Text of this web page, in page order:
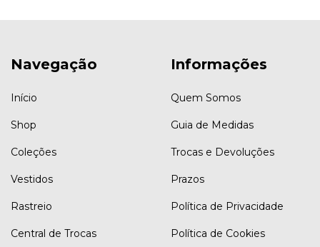
Navegação
Início
Shop
Coleções
Vestidos
Rastreio
Central de Trocas
Informações
Quem Somos
Guia de Medidas
Trocas e Devoluções
Prazos
Política de Privacidade
Política de Cookies